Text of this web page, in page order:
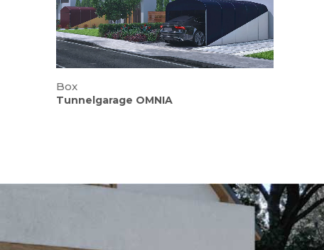
Box
Tunnelgarage OMNIA